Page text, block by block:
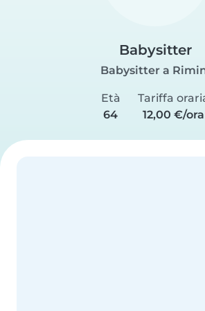
Babysitter
Babysitter a
Età
64
Tariffa
12,00 €/ora